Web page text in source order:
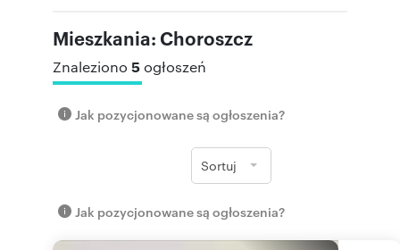
Mieszkania: Choroszcz
Znaleziono 5ogłoszeń
Jak pozycjonowane są ogłoszenia?
Sortuj
Jak pozycjonowane są ogłoszenia?